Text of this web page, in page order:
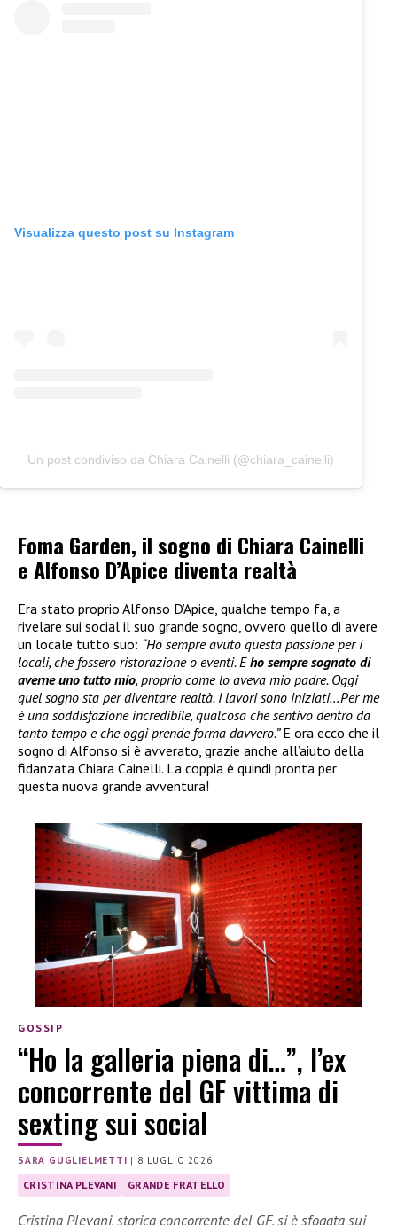
Visualizza questo post su Instagram
Un post condiviso da Chiara Cainelli (@chiara_cainelli)
Foma Garden, il sogno di Chiara Cainelli
e Alfonso D’Apice diventa realtà
Era stato proprio Alfonso D’Apice, qualche tempo fa, a
rivelare sui social il suo grande sogno, ovvero quello di avere
un locale tutto suo: “Ho sempre avuto questa passione per i
locali, che fossero ristorazione o eventi. Eho sempre sognato di
averne uno tutto mio, proprio come lo aveva mio padre. Oggi
quel sogno sta per diventare realtà. I lavori sono iniziati…Per me
è una soddisfazione incredibile, qualcosa che sentivo dentro da
tanto tempo e che oggi prende forma davvero.”E ora ecco che il
sogno di Alfonso si è avverato, grazie anche all’aiuto della
fidanzata Chiara Cainelli. La coppia è quindi pronta per
questa nuova grande avventura!
GOSSIP
“Ho la galleria piena di…”, l’ex
concorrente del GF vittima di
sexting sui social
SARA GUGLIELMETTI | 8 LUGLIO 2026
CRISTINA PLEVANI GRANDE FRATELLO
Cristina Plevani, storica concorrente del GF, si è sfogata sui